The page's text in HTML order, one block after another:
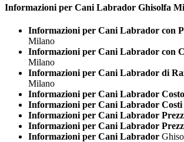
Informazioni per Cani Labrador Ghisolfa
Informazioni per Cani Labrador con
Milano
Informazioni per Cani Labrador con
Milano
Informazioni per Cani Labrador di
Milano
Informazioni per Cani Labrador Costo
Informazioni per Cani Labrador Costi
Informazioni per Cani Labrador
Informazioni per Cani Labrador
Informazioni per Cani Labrador